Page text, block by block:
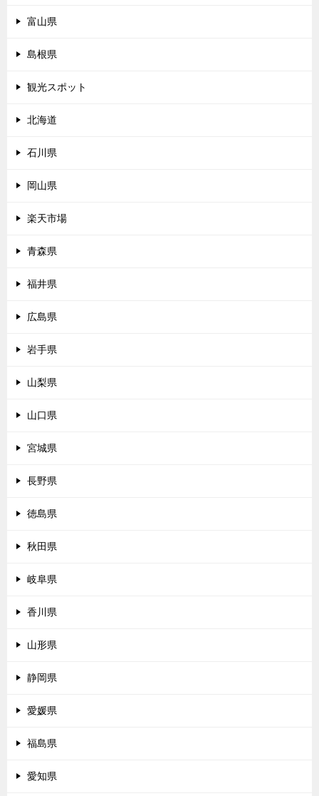
富山県
島根県
観光スポット
北海道
石川県
岡山県
楽天市場
青森県
福井県
広島県
岩手県
山梨県
山口県
宮城県
長野県
徳島県
秋田県
岐阜県
香川県
山形県
静岡県
愛媛県
福島県
愛知県